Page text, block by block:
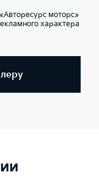
моторс»
характера